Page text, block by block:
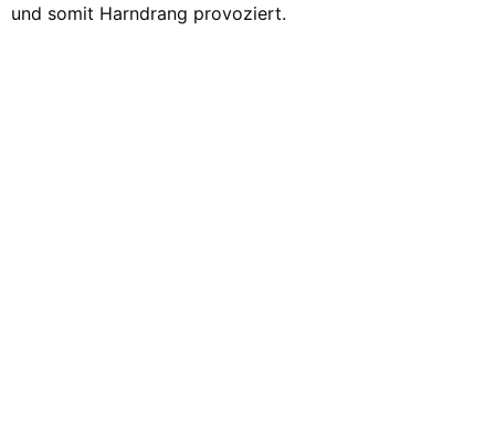
und somit Harndrang provoziert.